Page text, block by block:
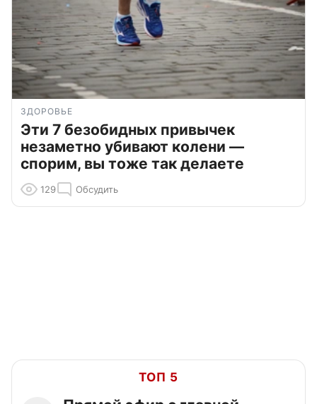
ЗДОРОВЬЕ
Эти 7 безобидных привычек
незаметно убивают колени —
спорим, вы тоже так делаете
129 Обсудить
ТОП 5